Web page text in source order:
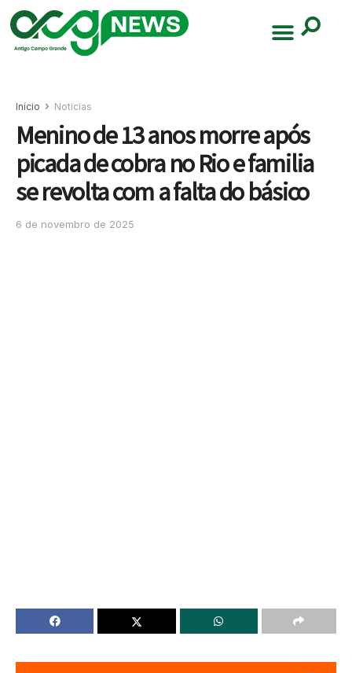
Início Noticias
Menino de 13 anos morre após
picada de cobra no Rio e familia
se revolta com a falta do básico
6 de novembro de 2025